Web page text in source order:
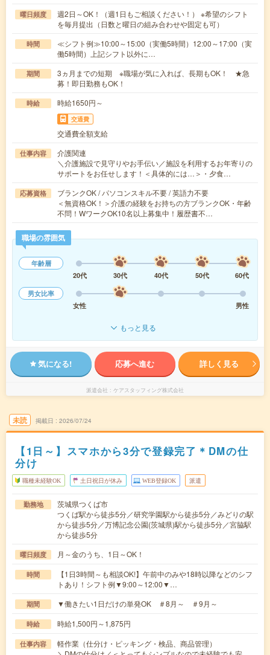
曜日頻度
週2日～OK！（週1日もご相談ください！） ※希望のシフト
を毎月提出（日数と曜日の組み合わせや固定も可）
時間
≪シフト例≫10:00～15:00（実働5時間）12:00～17:00（実
働5時間）上記シフト以外に…
期間
3ヵ月までの短期 ※職場が気に入れば、長期もOK！ ★急
募！即日勤務もOK！
時給 時給1650円～
交通費
交通費全額支給
仕事内容
介護関連
＼介護施設で見守りやお手伝い／施設を利用するお年寄りの
サポートをお任せします！＜具体的には…＞・夕食…
応募資格
ブランクOK / パソコンスキル不要 / 英語力不要
＜無資格OK！＞介護の経験をお持ちの方ブランクOK・年齢
不問！WワークOK10名以上募集中！履歴書不…
職場の雰囲気
年齢層
20代
30代 40代 50代
60代
男女比率
女性
男性
もっと見る
気になる! 応募へ進む 詳しく見る
派遣会社 ケアスタッフィング株式会社
未読 掲載日 2026/07/24
【1日～】スマホから3分で登録完了＊DMの仕
分け
職種未経験OK 土日祝日が休み WEB登録OK 派遣
勤務地
茨城県つくば市
つくば駅から徒歩5分／研究学園駅から徒歩5分／みどりの駅
から徒歩5分／万博記念公園(茨城県)駅から徒歩5分／宮脇駅
から徒歩5分
曜日頻度 月～金のうち、1日～OK！
時間
【1日3時間～も相談OK!】午前中のみや18時以降などのシフ
トあり！シフト例▼9:00～12:00▼…
期間 ▼働きたい1日だけの単発OK ＃8月～ ＃9月～
時給 時給1,500円～1,875円
仕事内容
軽作業（仕分け・ピッキング・検品、商品管理）